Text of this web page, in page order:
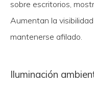
sobre escritorios,
Aumentan la
mantenerse afilado.
Iluminación